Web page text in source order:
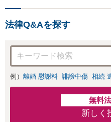
談
法律Q&Aを探す
例） 離婚 慰謝料 誹謗中傷 相続
無料
新しく